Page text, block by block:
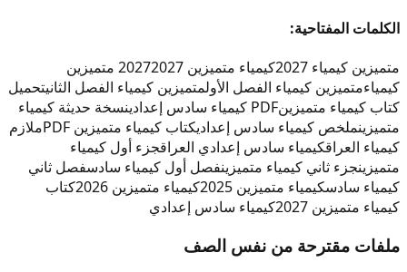
الكلمات المفتاحية:
متميزين كيمياء 2027
كيمياء متميزين 2027
2027 متميزين
كيمياءمتميزين كيمياء الفصل الأولمتميزين كيمياء الفصل الثانيتحميل
كتاب كيمياء متميزينPDF كيمياء سادس إعدادي
نسخة حديثة كيمياء
متميزينملخص كيمياء سادس إعداديكتاب كيمياء متميزين PDF
ملازم
كيمياء العراقكيمياء سادس إعدادي العراقجزء أول كيمياء
متميزينجزء ثاني كيمياء متميزينفصل أول كيمياء سادسفصل ثاني
كيمياء سادسكيمياء متميزين 2025 كيمياء متميزين 2026
كتاب
كيمياء متميزين 2027
كيمياء سادس إعدادي
ملفات مقترحة من نفس الصف